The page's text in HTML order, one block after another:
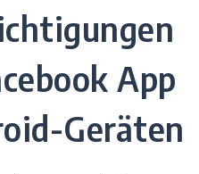
App
Geräten